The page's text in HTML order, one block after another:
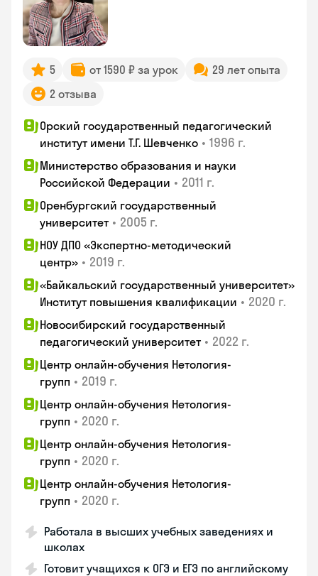
5 от 1590 ₽ за урок
29 лет опыта
2 отзыва
Орский государственный педагогический
институт имени Т.Г. Шевченко • 1996 г.
Министерство образования и науки
Российской Федерации • 2011 г.
Оренбургский государственный
университет • 2005 г.
НОУ ДПО «Экспертно-методический
центр» • 2019 г.
«Байкальский государственный университет»
Институт повышения квалификации • 2020 г.
Новосибирский государственный
педагогический университет • 2022 г.
Центр онлайн-обучения Нетология-
групп • 2019 г.
Центр онлайн-обучения Нетология-
групп • 2020 г.
Центр онлайн-обучения Нетология-
групп • 2020 г.
Центр онлайн-обучения Нетология-
групп • 2020 г.
Работала в высших учебных заведениях и
школах
Готовит учащихся к ОГЭ и ЕГЭ по английскому